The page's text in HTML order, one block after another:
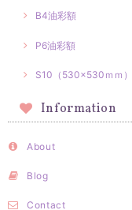
B4油彩額
P6油彩額
S10（530×530ｍｍ）
Information
About
Blog
Contact